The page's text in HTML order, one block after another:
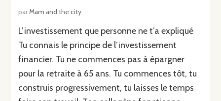
parMam and the city
L’investissement que personne ne t’a expliqué
Tu connais le principe de l’investissement
financier. Tu ne commences pas à épargner
pour la retraite à 65 ans. Tu commences tôt, tu
construis progressivement, tu laisses le temps